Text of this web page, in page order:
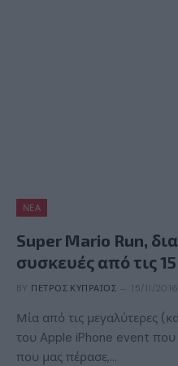
ΝΈΑ
Super Mario Run,
συσκευές από τις
BY ΠΈΤΡΟΣ ΚΥΠΡΑΊΟΣ 15/11/2016
Μία από τις μεγαλύτερες
του Apple iPhone event που
που μας πέρασε,…